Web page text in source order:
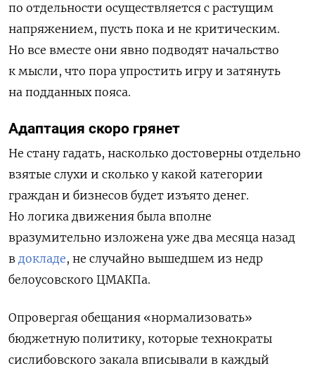
по отдельности осуществляется с растущим
напряжением, пусть пока и не критическим.
Но все вместе они явно подводят начальство
к мысли, что пора упростить игру и затянуть
на подданных пояса.
Адаптация скоро грянет
Не стану гадать, насколько достоверны отдельно
взятые слухи и сколько у какой категории
граждан и бизнесов будет изъято денег.
Но логика движения была вполне
вразумительно изложена уже два месяца назад
в докладе, не случайно вышедшем из недр
белоусовского ЦМАКПа.
Опровергая обещания «нормализовать»
бюджетную политику, которые технократы
сислибовского закала вписывали в каждый